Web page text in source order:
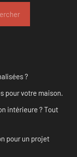
?
pour votre maison.
intérieure ? Tout
pour un projet